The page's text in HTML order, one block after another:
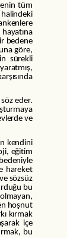
tüm
bedene
göre,
sürekli
eder.
ve
kendini
eğitim
hareket
sözsüz
bu
hoşnut
kırmak
içe
bu